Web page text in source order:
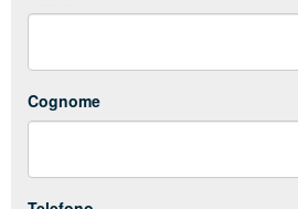
Cognome